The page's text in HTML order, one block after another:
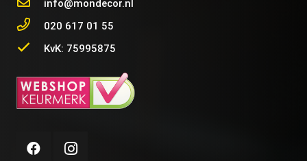
info@mondecor.nl
020 617 01 55
KvK: 75995875